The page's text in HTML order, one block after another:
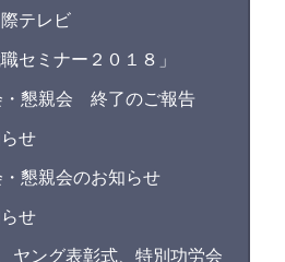
テレビ
セミナー２０１８」
懇親会 終了のご報告
せ
懇親会のお知らせ
せ
ング表彰式、特別功労会